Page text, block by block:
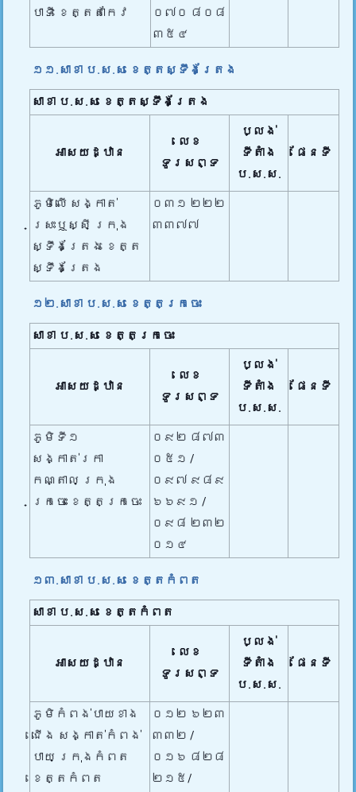
បាទី ខេត្តតាកែវ
០៧០ ៨០៨
៣៥៤
១១.សាខា ប.ស.ស ខេត្តស្ទឹងត្រែង
សាខា ប.ស.ស ខេត្តស្ទឹងត្រែង
អាសយដ្ឋាន
លេខ
ទូរសព្ទ
ប្លង់
ទីតាំង
ប.ស.ស.
ផែនទី
ភូមិលើ សង្កាត់
ស្រះឬស្សី ក្រុង
ស្ទឹងត្រែង ខេត្ត
ស្ទឹងត្រែង
០៣១​ ២២២
៣៣៧៧
១២.សាខា ប.ស.ស ខេត្តក្រចេះ
សាខា ប.ស.ស ខេត្តក្រចេះ
អាសយដ្ឋាន
លេខ
ទូរសព្ទ
ប្លង់
ទីតាំង
ប.ស.ស.
ផែនទី
ភូមិទី១
សង្កាត់រកា
កណ្តាល ក្រុង
ក្រចេះ ខេត្តក្រចេះ
០៩២ ៨៧៣
០៥១ /
០៩៧ ៩៨៩
៦៦៩១ /
០៩៨ ២៣២
០១៤
១៣.សាខា ប.ស.ស ខេត្តកំពត
សាខា ប.ស.ស ខេត្តកំពត
អាសយដ្ឋាន
លេខ
ទូរសព្ទ
ប្លង់
ទីតាំង
ប.ស.ស.
ផែនទី
ភូមិកំពង់បាយខាង
ជើង សង្កាត់កំពង់
បាយ ក្រុងកំពត
ខេត្តកំពត
០១២ ៦២៣
៣៣២ /
០១៦ ៨២៨
២១៥/